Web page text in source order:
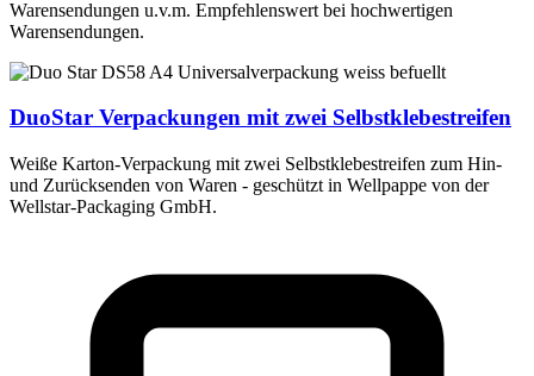
Warensendungen u.v.m. Empfehlenswert bei hochwertigen
Warensendungen.
DuoStar Verpackungen mit zwei Selbstklebestreifen
Weiße Karton-Verpackung mit zwei Selbstklebestreifen zum Hin-
und Zurücksenden von Waren - geschützt in Wellpappe von der
Wellstar-Packaging GmbH.